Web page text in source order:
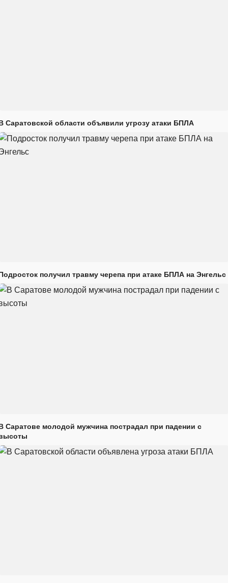
Саратовской области объявили угрозу атаки БПЛА
получил травму черепа при атаке БПЛА на Энгельс
Саратове молодой мужчина пострадал при падении с